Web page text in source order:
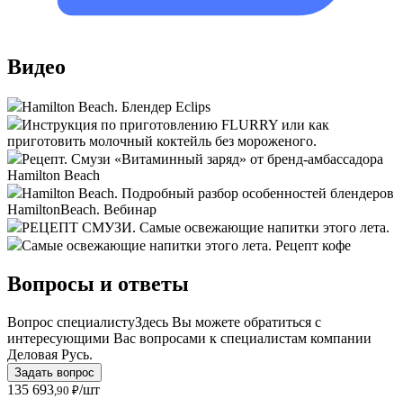
Видео
Hamilton Beach. Блендер Eclips
Инструкция по приготовлению FLURRY или как
приготовить молочный коктейль без мороженого.
Рецепт. Смузи «Витаминный заряд» от бренд-амбассадора
Hamilton Beach
Hamilton Beach. Подробный разбор особенностей блендеров
HamiltonBeach. Вебинар
РЕЦЕПТ СМУЗИ. Самые освежающие напитки этого лета.
Самые освежающие напитки этого лета. Рецепт кофе
Вопросы и ответы
Вопрос специалистуЗдесь Вы можете обратиться с
интересующими Вас вопросами к специалистам компании
Деловая Русь.
Задать вопрос
135 693 ,90 ₽/шт